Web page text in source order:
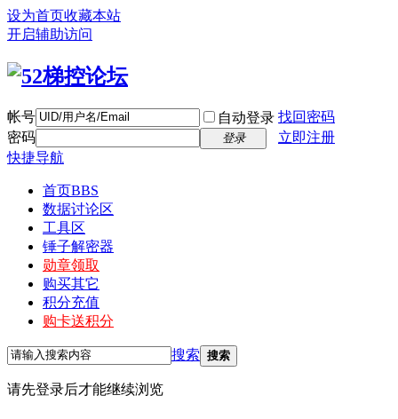
设为首页收藏本站
开启辅助访问
帐号 自动登录 找回密码
密码
登录
立即注册
快捷导航
首页BBS
数据讨论区
工具区
锤子解密器
勋章领取
购买其它
积分充值
购卡送积分
搜索 搜索
请先登录后才能继续浏览